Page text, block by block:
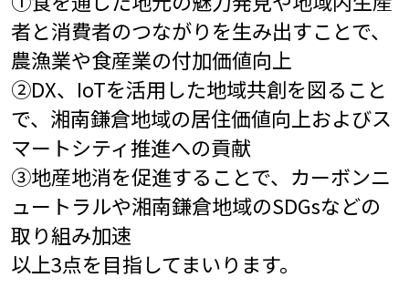
者と消費者のつながりを生み出すことで、
農漁業や食産業の付加価値向上
②DX、IoTを活用した地域共創を図ること
で、湘南鎌倉地域の居住価値向上およびス
マートシティ推進への貢献
③地産地消を促進することで、カーボンニ
ュートラルや湘南鎌倉地域のSDGsなどの
取り組み加速
以上3点を目指してまいります。